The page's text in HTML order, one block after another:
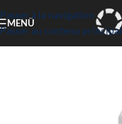
Passer à la navigation
Passer au contenu principal
MENÜ